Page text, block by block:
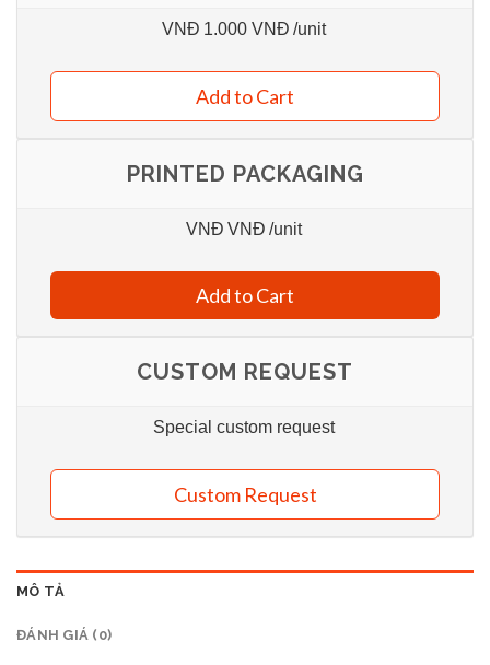
VNĐ 1.000 VNĐ /unit
Add to Cart
PRINTED PACKAGING
VNĐ VNĐ /unit
Add to Cart
CUSTOM REQUEST
Special custom request
Custom Request
MÔ TẢ
ĐÁNH GIÁ (0)